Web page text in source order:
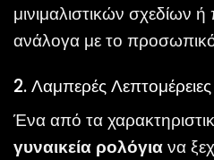
μινιμαλιστικών σχεδίων
ανάλογα με το
2. Λαμπερές
Ένα από τα
γυναικεία ρολόγιανα